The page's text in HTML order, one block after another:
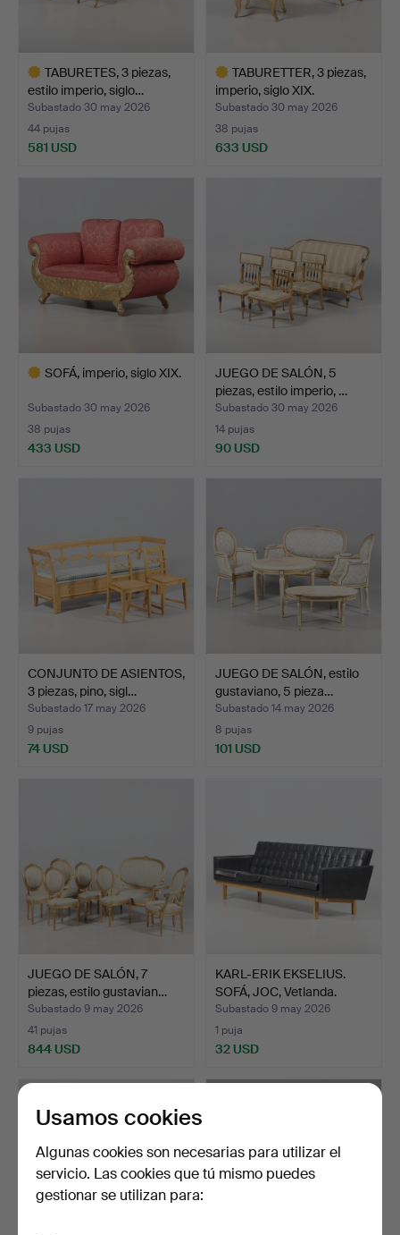
TABURETES, 3 piezas,
estilo imperio, siglo…
Subastado 30 may 2026
44 pujas
581 USD
TABURETTER, 3 piezas,
imperio, siglo XIX.
Subastado 30 may 2026
38 pujas
633 USD
SOFÁ, imperio, siglo XIX.
Subastado 30 may 2026
38 pujas
433 USD
JUEGO DE SALÓN, 5
piezas, estilo imperio, …
Subastado 30 may 2026
14 pujas
90 USD
CONJUNTO DE ASIENTOS,
3 piezas, pino, sigl…
Subastado 17 may 2026
9 pujas
74 USD
JUEGO DE SALÓN, estilo
gustaviano, 5 pieza…
Subastado 14 may 2026
8 pujas
101 USD
JUEGO DE SALÓN, 7
piezas, estilo gustavian…
Subastado 9 may 2026
41 pujas
844 USD
KARL-ERIK EKSELIUS.
SOFÁ, JOC, Vetlanda.
Subastado 9 may 2026
1 puja
32 USD
Usamos cookies
Algunas cookies son necesarias para utilizar el
servicio. Las cookies que tú mismo puedes
gestionar se utilizan para: